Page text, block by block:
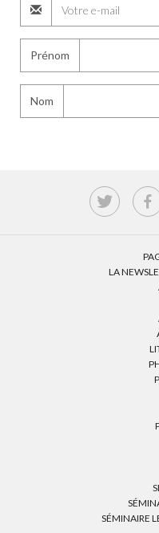
Prénom
Nom
LA
SÉMINAIRE